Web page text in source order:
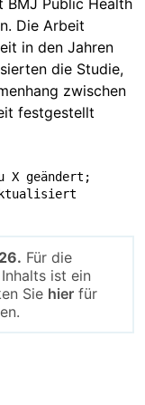
Die Arbeit
in den Jahren
die Studie,
zwischen
festgestellt
X geändert;
Für die
ist ein
Sie hierfür